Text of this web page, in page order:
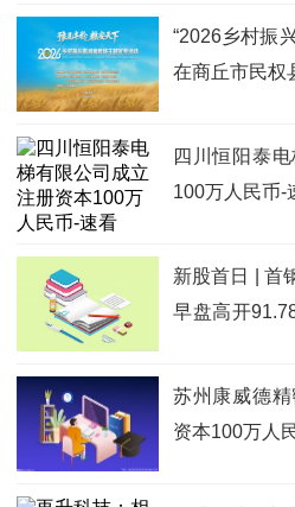
“2026乡村振
在商丘市民权
四川恒阳泰
100万人民币-
新股首日 | 首
早盘高开
苏州康威德
资本100万人